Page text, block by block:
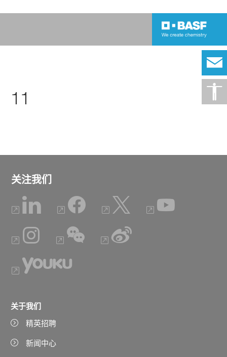
11
关注我们
关于我们
精英招聘
新闻中心